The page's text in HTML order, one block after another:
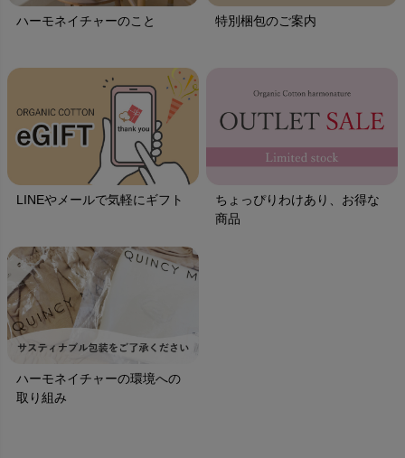
ハーモネイチャーのこと 特別梱包のご案内
LINEやメールで気軽にギフト
ちょっぴりわけあり、お得な
商品
ハーモネイチャーの環境への
取り組み